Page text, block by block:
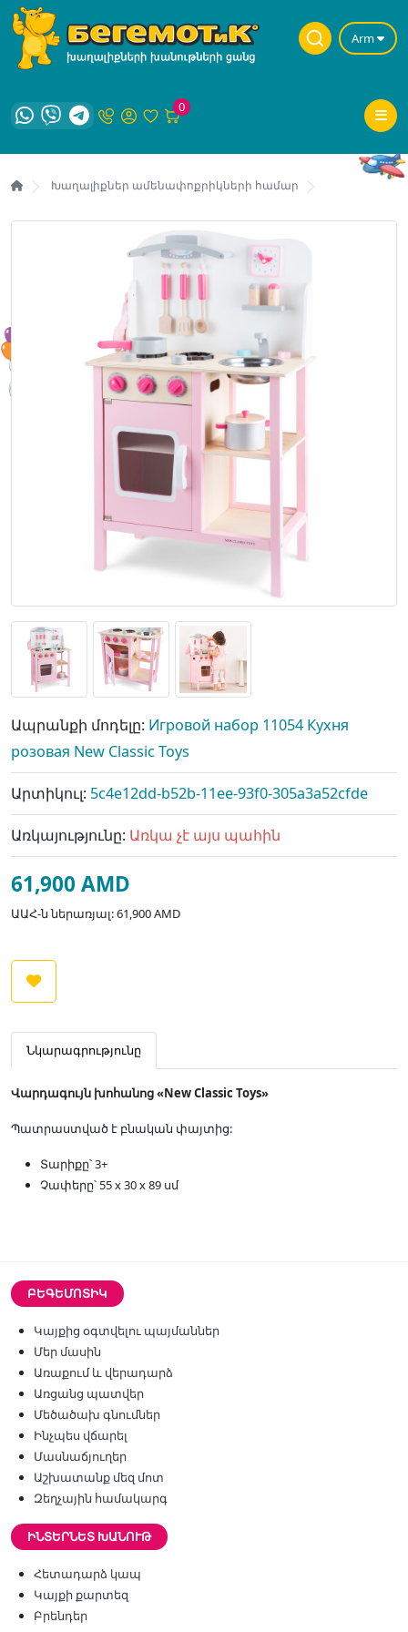
Arm
0
Խաղալիքներ ամենափոքրիկների համար
Ապրանքի մոդելը: Игровой набор 11054 Кухня
розовая New Classic Toys
Արտիկուլ: 5c4e12dd-b52b-11ee-93f0-305a3a52cfde
Առկայությունը: Առկա չէ այս պահին
61,900 AMD
ԱԱՀ-ն ներառյալ: 61,900 AMD
Նկարագրությունը
Վարդագույն խոհանոց «New Classic Toys»
Պատրաստված է բնական փայտից:
Տարիքը՝ 3+
Չափերը՝ 55 x 30 x 89 սմ
ԲԵԳԵՄՈՏԻԿ
Կայքից օգտվելու պայմաններ
Մեր մասին
Առաքում և վերադարձ
Առցանց պատվեր
Մեծածախ գնումներ
Ինչպես վճարել
Մասնաճյուղեր
Աշխատանք մեզ մոտ
Զեղչային համակարգ
ԻՆՏԵՐՆԵՏ ԽԱՆՈՒԹ
Հետադարձ կապ
Կայքի քարտեզ
Բրենդեր